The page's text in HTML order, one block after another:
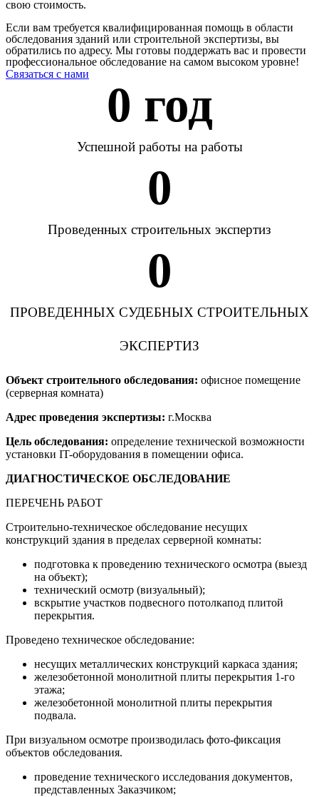
свою стоимость.
Если вам требуется квалифицированная помощь в области
обследования зданий или строительной экспертизы, вы
обратились по адресу. Мы готовы поддержать вас и провести
профессиональное обследование на самом высоком уровне!
Связаться с нами
0 год
Успешной работы на работы
0
Проведенных строительных экспертиз
0
ПРОВЕДЕННЫХ СУДЕБНЫХ СТРОИТЕЛЬНЫХ
ЭКСПЕРТИЗ
Объект строительного обследования: офисное помещение
(серверная комната)
Адрес проведения экспертизы: г.Москва
Цель обследования: определение технической возможности
установки IT-оборудования в помещении офиса.
ДИАГНОСТИЧЕСКОЕ ОБСЛЕДОВАНИЕ
ПЕРЕЧЕНЬ РАБОТ
Строительно-техническое обследование несущих
конструкций здания в пределах серверной комнаты:
подготовка к проведению технического осмотра (выезд
на объект);
технический осмотр (визуальный);
вскрытие участков подвесного потолкапод плитой
перекрытия.
Проведено техническое обследование:
несущих металлических конструкций каркаса здания;
железобетонной монолитной плиты перекрытия 1-го
этажа;
железобетонной монолитной плиты перекрытия
подвала.
При визуальном осмотре производилась фото-фиксация
объектов обследования.
проведение технического исследования документов,
представленных Заказчиком;